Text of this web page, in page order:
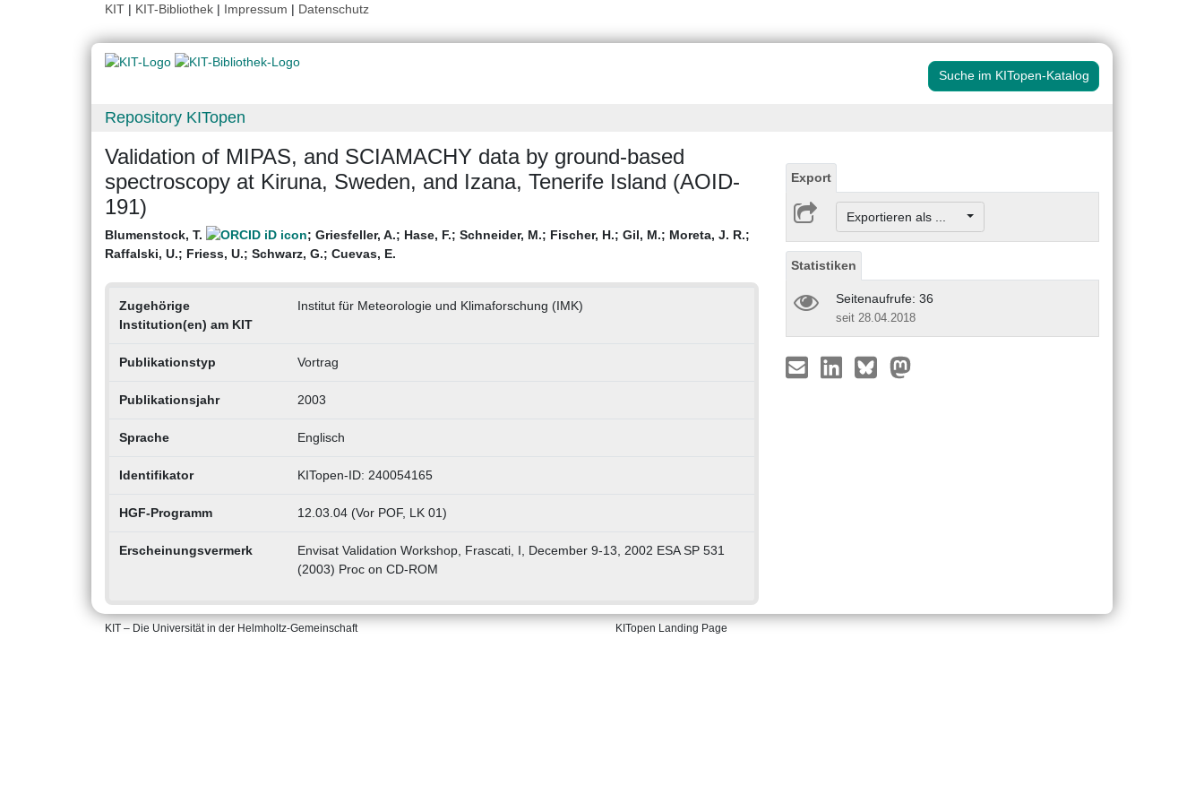
KIT | KIT-Bibliothek | Impressum | Datenschutz
Suche im KITopen-Katalog
Repository KITopen
Validation of MIPAS, and SCIAMACHY data by ground-based
spectroscopy at Kiruna, Sweden, and Izana, Tenerife Island (AOID-
191)
Blumenstock, T. ; Griesfeller, A.; Hase, F.; Schneider, M.; Fischer, H.; Gil, M.; Moreta, J. R.;
Raffalski, U.; Friess, U.; Schwarz, G.; Cuevas, E.
Zugehörige
Institution(en) am KIT
Institut für Meteorologie und Klimaforschung (IMK)
Publikationstyp Vortrag
Publikationsjahr 2003
Sprache Englisch
Identifikator KITopen-ID: 240054165
HGF-Programm 12.03.04 (Vor POF, LK 01)
Erscheinungsvermerk
Envisat Validation Workshop, Frascati, I, December 9-13, 2002 ESA SP 531
(2003) Proc on CD-ROM
Export
Exportieren als ...
Statistiken
Seitenaufrufe: 36
seit 28.04.2018
KIT – Die Universität in der Helmholtz-Gemeinschaft KITopen Landing Page